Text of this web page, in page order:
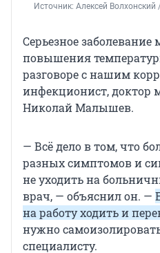
Источник: Алексей Волхонский
Серьезное заболевание
повышения
разговоре с нашим
инфекционист, доктор
Николай Малышев.
— Всё дело в том, что
разных симптомов и
не уходить на
врач, — объяснил он. —
на работу ходить и
нужно
специалисту.